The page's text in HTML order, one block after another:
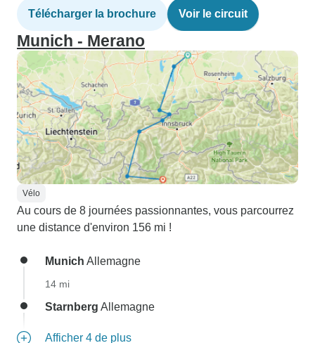
Télécharger la brochure Voir le circuit
Munich - Merano
Vélo
Au cours de 8 journées passionnantes, vous parcourrez
une distance d'environ 156 mi !
Munich Allemagne
14 mi
Starnberg Allemagne
Afficher 4 de plus